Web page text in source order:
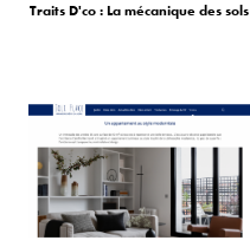
Traits D'co : La mécanique des sols